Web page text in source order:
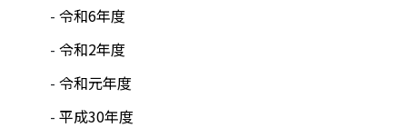
令和6年度
令和2年度
令和元年度
平成30年度